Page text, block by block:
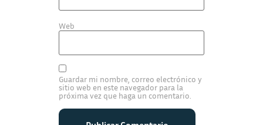
Web
Guardar mi nombre, correo electrónico y
sitio web en este navegador para la
próxima vez que haga un comentario.